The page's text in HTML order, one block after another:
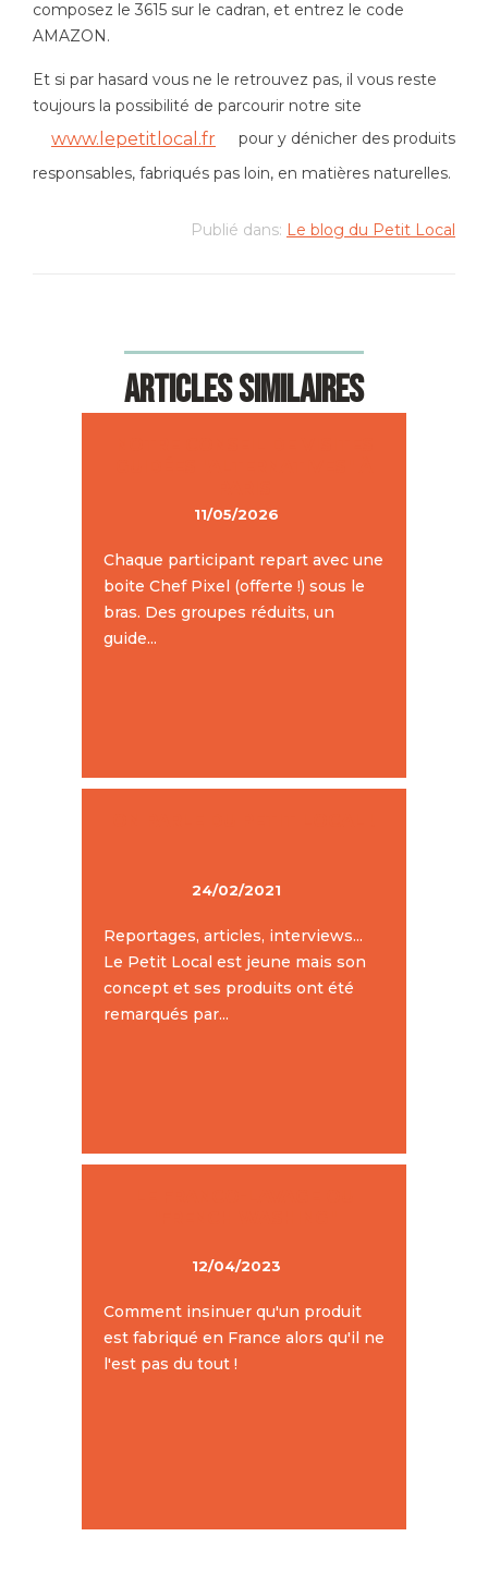
composez le 3615 sur le cadran, et entrez le code
AMAZON.
Et si par hasard vous ne le retrouvez pas, il vous reste
toujours la possibilité de parcourir notre site
www.lepetitlocal.fr
pour y dénicher des produits
responsables, fabriqués pas loin, en matières naturelles.
Publié dans: Le blog du Petit Local
Articles similaires
11/05/2026
Chaque participant repart avec une
boite Chef Pixel (offerte !) sous le
bras. Des groupes réduits, un
guide...
24/02/2021
Reportages, articles, interviews...
Le Petit Local est jeune mais son
concept et ses produits ont été
remarqués par...
12/04/2023
Comment insinuer qu'un produit
est fabriqué en France alors qu'il ne
l'est pas du tout !